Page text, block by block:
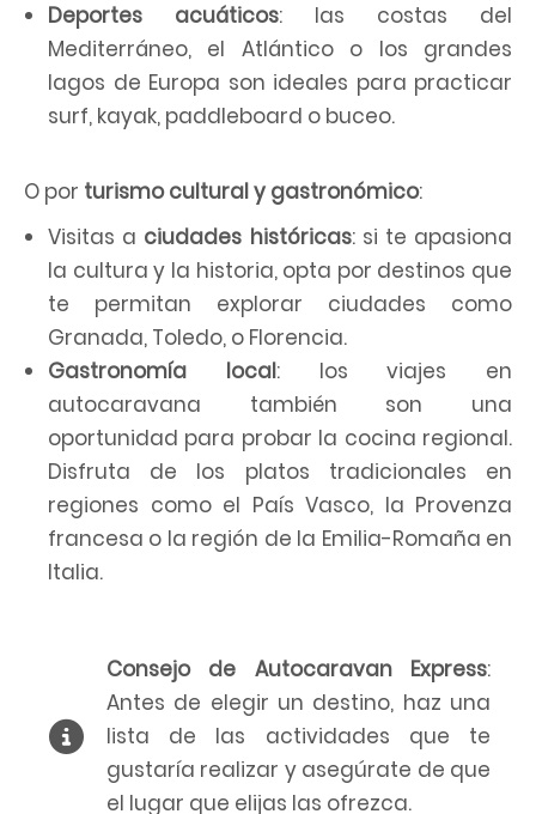
Deportes acuáticos: las costas del
Mediterráneo, el Atlántico o los grandes
lagos de Europa son ideales para practicar
surf, kayak, paddleboard o buceo.
O por turismo cultural y gastronómico:
Visitas a ciudades históricas: si te apasiona
la cultura y la historia, opta por destinos que
te permitan explorar ciudades como
Granada, Toledo, o Florencia.
Gastronomía local: los viajes en
autocaravana también son una
oportunidad para probar la cocina regional.
Disfruta de los platos tradicionales en
regiones como el País Vasco, la Provenza
francesa o la región de la Emilia-Romaña en
Italia.
Consejo de Autocaravan Express:
Antes de elegir un destino, haz una
lista de las actividades que te
gustaría realizar y asegúrate de que
el lugar que elijas las ofrezca.